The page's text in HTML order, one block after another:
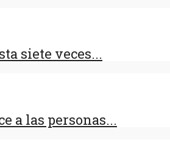
siete veces...
a las personas...